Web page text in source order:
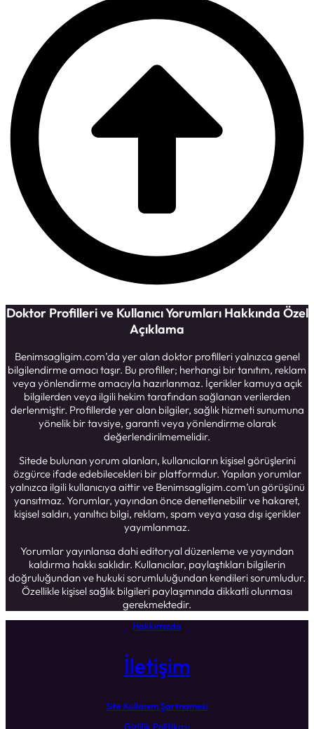
Doktor Profilleri ve Kullanıcı Yorumları Hakkında Özel
Açıklama
Benimsagligim.com’da yer alan doktor profilleri yalnızca genel
bilgilendirme amacı taşır. Bu profiller; herhangi bir tanıtım, reklam
veya yönlendirme amacıyla hazırlanmaz. İçerikler kamuya açık
bilgilerden veya ilgili hekim tarafından sağlanan verilerden
derlenmiştir. Profillerde yer alan bilgiler, sağlık hizmeti sunumuna
yönelik bir tavsiye, garanti veya yönlendirme olarak
değerlendirilmemelidir.
Sitede bulunan yorum alanları, kullanıcıların kişisel görüşlerini
özgürce ifade edebilecekleri bir platformdur. Yapılan yorumlar
yalnızca ilgili kullanıcıya aittir ve Benimsagligim.com’un görüşünü
yansıtmaz. Yorumlar, yayından önce denetlenebilir ve hakaret,
kişisel saldırı, yanıltıcı bilgi, reklam, spam veya yasa dışı içerikler
yayımlanmaz.
Yorumlar yayınlansa dahi editoryal düzenleme ve yayından
kaldırma hakkı saklıdır. Kullanıcılar, paylaştıkları bilgilerin
doğruluğundan ve hukuki sorumluluğundan kendileri sorumludur.
Özellikle kişisel sağlık bilgileri paylaşımında dikkatli olunması
gerekmektedir.
Hakkımızda
İletişim
Site Kullanım Şartnamesi
Gizlilik Politikası